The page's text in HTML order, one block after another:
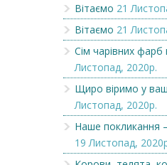
Вітаємо 21
Вітаємо 21
Сім чарівних фарб
Листопад, 2020р.
Щиро віримо у
Листопад, 2020р.
Наше покликання
19 Листопад,